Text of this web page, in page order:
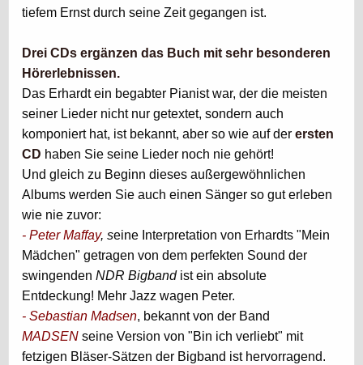
tiefem Ernst durch seine Zeit gegangen ist.
Drei CDs ergänzen das Buch mit sehr besonderen
Hörerlebnissen.
Das Erhardt ein begabter Pianist war, der die meisten
seiner Lieder nicht nur getextet, sondern auch
komponiert hat, ist bekannt, aber so wie auf der ersten
CD haben Sie seine Lieder noch nie gehört!
Und gleich zu Beginn dieses außergewöhnlichen
Albums werden Sie auch einen Sänger so gut erleben
wie nie zuvor:
- Peter Maffay, seine Interpretation von Erhardts "Mein
Mädchen" getragen von dem perfekten Sound der
swingenden NDR Bigbandist ein absolute
Entdeckung! Mehr Jazz wagen Peter.
- Sebastian Madsen, bekannt von der Band
MADSEN seine Version von "Bin ich verliebt" mit
fetzigen Bläser-Sätzen der Bigband ist hervorragend.